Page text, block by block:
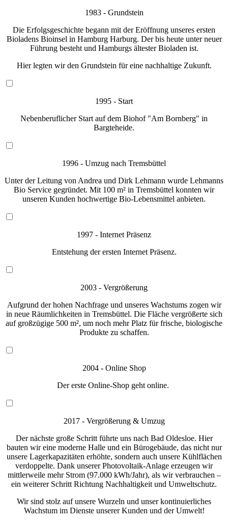
1983 - Grundstein
Die Erfolgsgeschichte begann mit der Eröffnung unseres ersten
Bioladens Bioinsel in Hamburg Harburg. Der bis heute unter neuer
Führung besteht und Hamburgs ältester Bioladen ist.
Hier legten wir den Grundstein für eine nachhaltige Zukunft.
1995 - Start
Nebenberuflicher Start auf dem Biohof "Am Bornberg" in
Bargteheide.
1996 - Umzug nach Tremsbüttel
Unter der Leitung von Andrea und Dirk Lehmann wurde Lehmanns
Bio Service gegründet. Mit 100 m² in Tremsbüttel konnten wir
unseren Kunden hochwertige Bio-Lebensmittel anbieten.
1997 - Internet Präsenz
Entstehung der ersten Internet Präsenz.
2003 - Vergrößerung
Aufgrund der hohen Nachfrage und unseres Wachstums zogen wir
in neue Räumlichkeiten in Tremsbüttel. Die Fläche vergrößerte sich
auf großzügige 500 m², um noch mehr Platz für frische, biologische
Produkte zu schaffen.
2004 - Online Shop
Der erste Online-Shop geht online.
2017 - Vergrößerung & Umzug
Der nächste große Schritt führte uns nach Bad Oldesloe. Hier
bauten wir eine moderne Halle und ein Bürogebäude, das nicht nur
unsere Lagerkapazitäten erhöhte, sondern auch unsere Kühlflächen
verdoppelte. Dank unserer Photovoltaik-Anlage erzeugen wir
mittlerweile mehr Strom (97.000 kWh/Jahr), als wir verbrauchen –
ein weiterer Schritt Richtung Nachhaltigkeit und Umweltschutz.
Wir sind stolz auf unsere Wurzeln und unser kontinuierliches
Wachstum im Dienste unserer Kunden und der Umwelt!